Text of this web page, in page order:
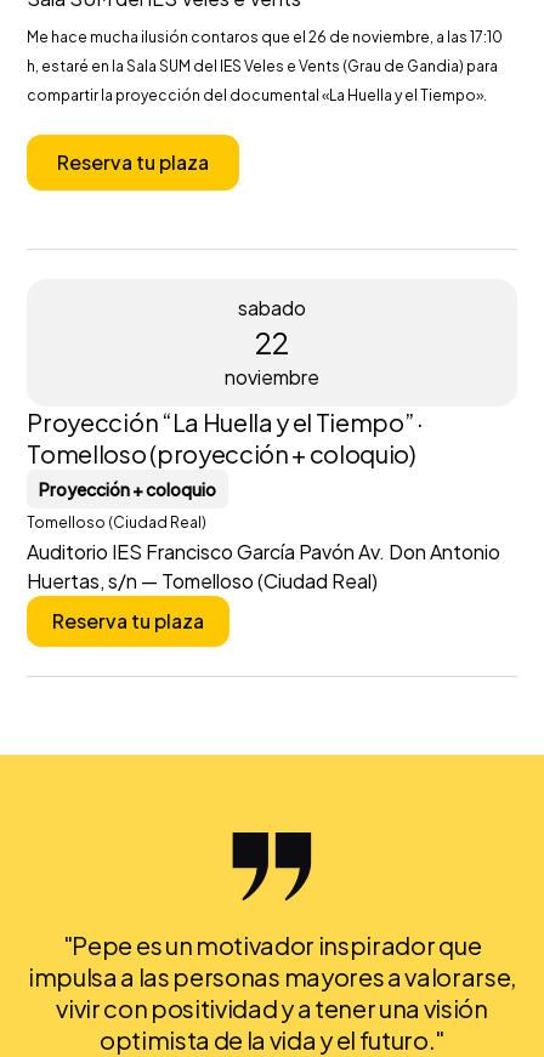
Me hace mucha ilusión contaros que el 26 de noviembre, a las 17:10
h, estaré en la Sala SUM del IES Veles e Vents (Grau de Gandia) para
compartir la proyección del documental «La Huella y el Tiempo».
Reserva tu plaza
sabado
22
noviembre
Proyección “La Huella y el Tiempo” ·
Tomelloso (proyección + coloquio)
Proyección + coloquio
Tomelloso (Ciudad Real)
Auditorio IES Francisco García Pavón Av. Don Antonio
Huertas, s/n — Tomelloso (Ciudad Real)
Reserva tu plaza
"Pepe es un motivador inspirador que
impulsa a las personas mayores a valorarse,
vivir con positividad y a tener una visión
optimista de la vida y el futuro."